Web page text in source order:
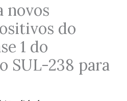
novos
do
1 do
SUL-238 para